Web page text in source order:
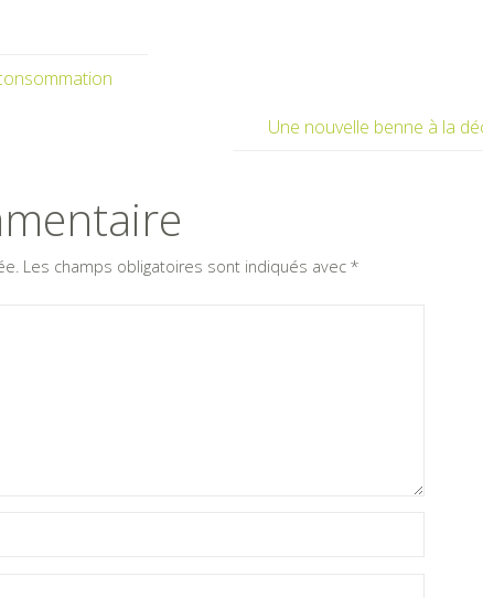
Une nouvelle benne à la
Les champs obligatoires sont indiqués avec *